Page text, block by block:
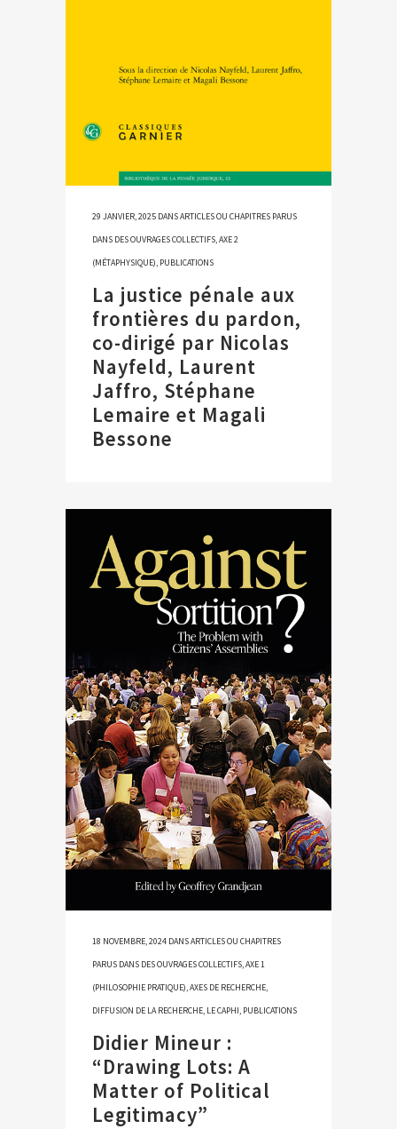
29 JANVIER, 2025 DANSARTICLES OU CHAPITRES PARUS
DANS DES OUVRAGES COLLECTIFS,AXE 2
(MÉTAPHYSIQUE), PUBLICATIONS
La justice pénale aux
frontières du pardon,
co-dirigé par Nicolas
Nayfeld, Laurent
Jaffro, Stéphane
Lemaire et Magali
Bessone
18 NOVEMBRE, 2024 DANSARTICLES OU CHAPITRES
PARUS DANS DES OUVRAGES COLLECTIFS,AXE 1
(PHILOSOPHIE PRATIQUE),AXES DE RECHERCHE,
DIFFUSION DE LA RECHERCHE, LE CAPHI, PUBLICATIONS
Didier Mineur :
“Drawing Lots: A
Matter of Political
Legitimacy”